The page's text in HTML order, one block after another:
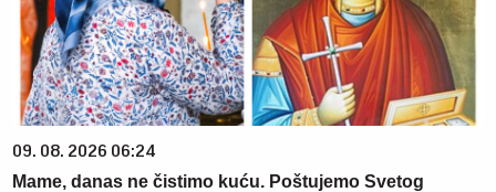
09. 08. 2026 06:24
Mame, danas ne čistimo kuću. Poštujemo Svetog